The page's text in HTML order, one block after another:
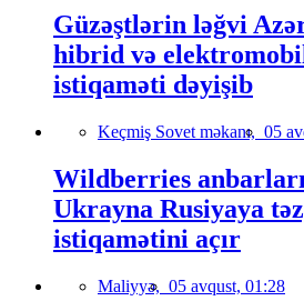
Güzəştlərin ləğvi
hibrid və
istiqaməti dəyişib
Keçmiş Sovet məkanı, 05
Wildberries
Ukrayna Rusiyaya
istiqamətini açır
Maliyyə, 05 avqust, 01:28